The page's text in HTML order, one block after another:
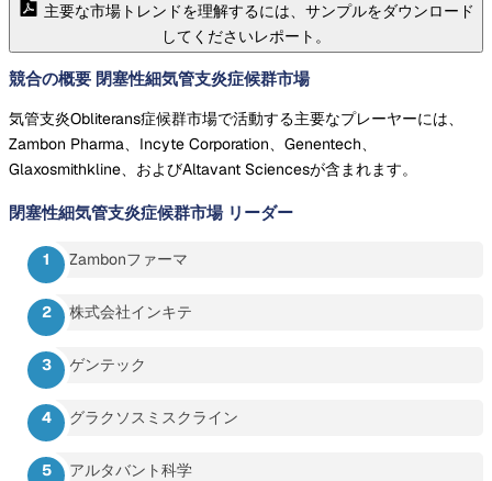
主要な市場トレンドを理解するには、サンプルをダウンロード
してくださいレポート。
競合の概要 閉塞性細気管支炎症候群市場
気管支炎Obliterans症候群市場で活動する主要なプレーヤーには、
Zambon Pharma、Incyte Corporation、Genentech、
Glaxosmithkline、およびAltavant Sciencesが含まれます。
閉塞性細気管支炎症候群市場 リーダー
Zambonファーマ
株式会社インキテ
ゲンテック
グラクソスミスクライン
アルタバント科学